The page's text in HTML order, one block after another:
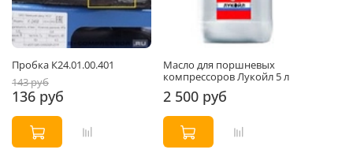
Пробка К24.01.00.401
143 руб
136 руб
Масло для поршневых
компрессоров Лукойл 5 л
2 500 руб